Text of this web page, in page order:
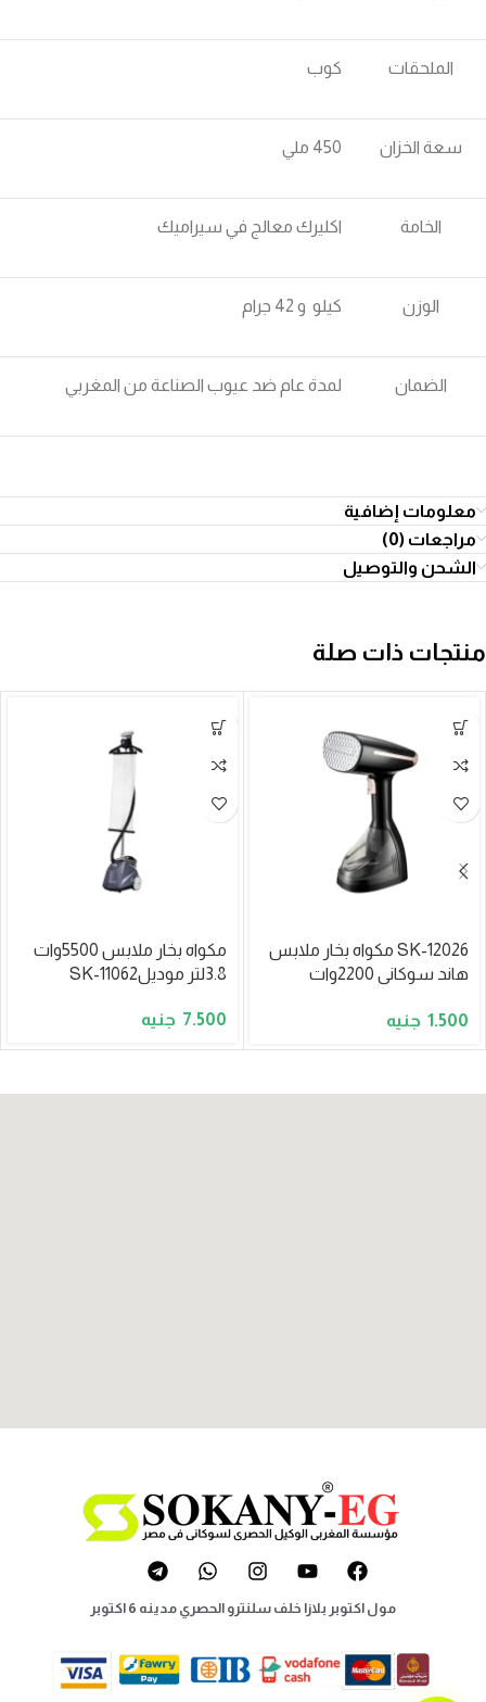
الملحقات كوب
سعة الخزان 450 ملي
الخامة اكليرك معالج في سيراميك
الوزن كيلو و 42 جرام
الضمان لمدة عام ضد عيوب الصناعة من المغربي
معلومات إضافية
مراجعات (0)
الشحن والتوصيل
منتجات ذات صلة
SK-12026 مكواه بخار ملابس
هاند سوكانى 2200وات
1.500
مكواه بخار ملابس 5500وات
3.8لتر موديلSK-11062
7.500
مول اكتوبر بلازا خلف سلنترو الحصري مدينه 6 اكتوبر